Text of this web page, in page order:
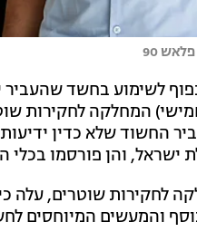
90
לשימוע בחשד שהעביר
המחלקה לחקירות
"על פי החשד, במהלך שנת 2024 העביר
ישראל, והן פורסמו
לחקירות שוטרים, עלה
והמעשים המיוחסים